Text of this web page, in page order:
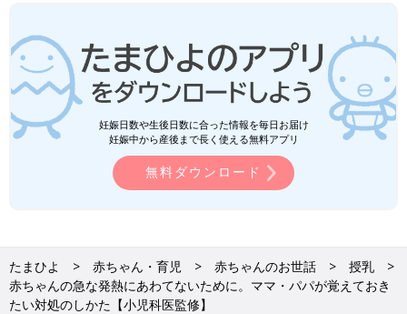
妊娠日数や生後日数に合った情報を毎日お届け
妊娠中から産後まで長く使える無料アプリ
無料ダウンロード
たまひよ 赤ちゃん・育児 赤ちゃんのお世話
授乳
赤ちゃんの急な発熱にあわてないために。ママ・パパが覚えておき
たい対処のしかた【小児科医監修】